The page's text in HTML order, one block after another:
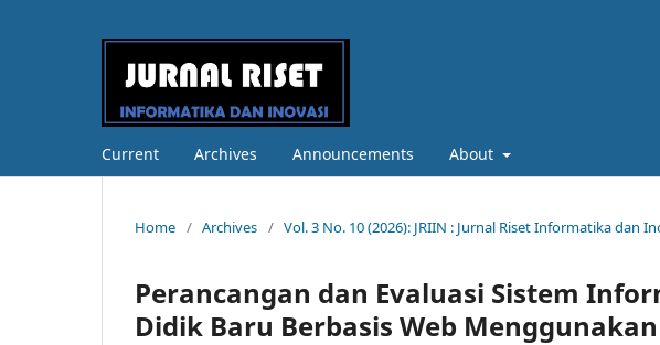
Current Archives Announcements About
Home / Archives / Vol. 3 No. 10 (2026): JRIIN : Jurnal Riset Informatika dan
Perancangan dan Evaluasi Sistem
Didik Baru Berbasis Web